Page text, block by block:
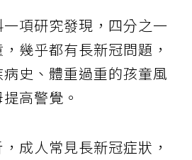
項研究發現，四分之一
幾乎都有長新冠問題，
史、體重過重的孩童風
高警覺。
成人常見長新冠症狀，